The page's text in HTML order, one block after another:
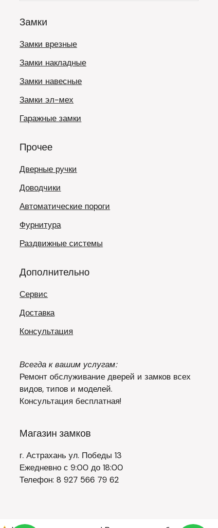
Замки
Замки врезные
Замки накладные
Замки навесные
Замки эл-мех
Гаражные замки
Прочее
Дверные ручки
Доводчики
Автоматические пороги
Фурнитура
Раздвижные системы
Дополнительно
Сервис
Доставка
Консультация
Всегда к вашим услугам:
Ремонт обслуживание дверей и замков всех
видов, типов и моделей.
Консультация бесплатная!
Магазин замков
г. Астрахань ул. Победы 13
Ежедневно с 9:00 до 18:00
Телефон: 8 927 566 79 62